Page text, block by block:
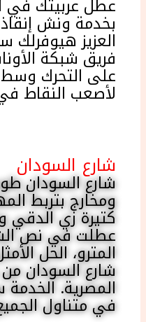
عطل عربيتك في
بخدمة ونش
العزيز
فريق شبكة
على التحرك وسط
لأصعب النقاط
شارع السودان
شارع السودان
ومخارج بتربط
كتيرة زي الدقي
عطلت في نص
المترو، الحل
شارع السودان
المصرية.
في متناول